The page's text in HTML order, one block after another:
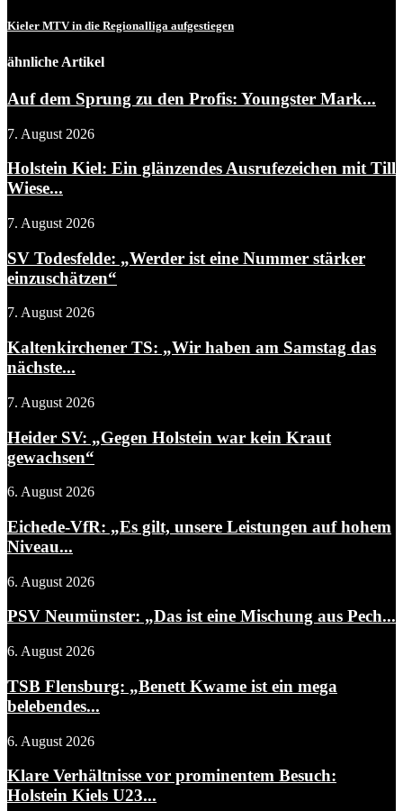
Kieler MTV in die Regionalliga aufgestiegen
ähnliche Artikel
Auf dem Sprung zu den Profis: Youngster Mark...
7. August 2026
Holstein Kiel: Ein glänzendes Ausrufezeichen mit Till
Wiese...
7. August 2026
SV Todesfelde: „Werder ist eine Nummer stärker
einzuschätzen“
7. August 2026
Kaltenkirchener TS: „Wir haben am Samstag das
nächste...
7. August 2026
Heider SV: „Gegen Holstein war kein Kraut
gewachsen“
6. August 2026
Eichede-VfR: „Es gilt, unsere Leistungen auf hohem
Niveau...
6. August 2026
PSV Neumünster: „Das ist eine Mischung aus Pech...
6. August 2026
TSB Flensburg: „Benett Kwame ist ein mega
belebendes...
6. August 2026
Klare Verhältnisse vor prominentem Besuch:
Holstein Kiels U23...